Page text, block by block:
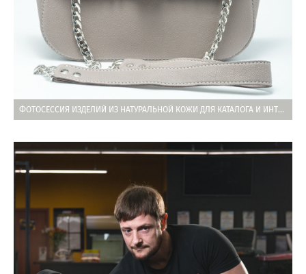
ФОТОСЕССИЯ ИЗДЕЛИЙ ИЗ НАТУРАЛЬНОЙ КОЖИ ДЛЯ КАТАЛОГА И ИНТЕРНЕТ-МАГАЗИНА